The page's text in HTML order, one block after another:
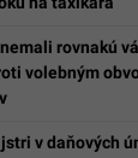
rovnakú
volebným
v daňových